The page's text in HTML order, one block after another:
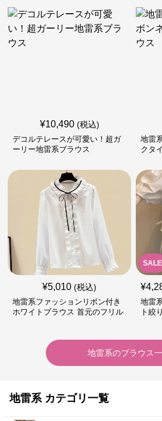
¥10,490 (税込)
デコルテレースが可愛い！超ガ
ーリー地雷系ブラウス
地雷
クタ
¥5,010 (税込)
地雷系ファッションリボン付き
ホワイトブラウス 首元のフリル
SALE
¥
地雷
ト絞
地雷系のブラウス
地雷系 カテゴリ一覧